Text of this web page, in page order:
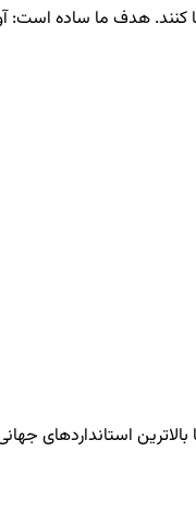
هدف ما ساده است:
استانداردهای